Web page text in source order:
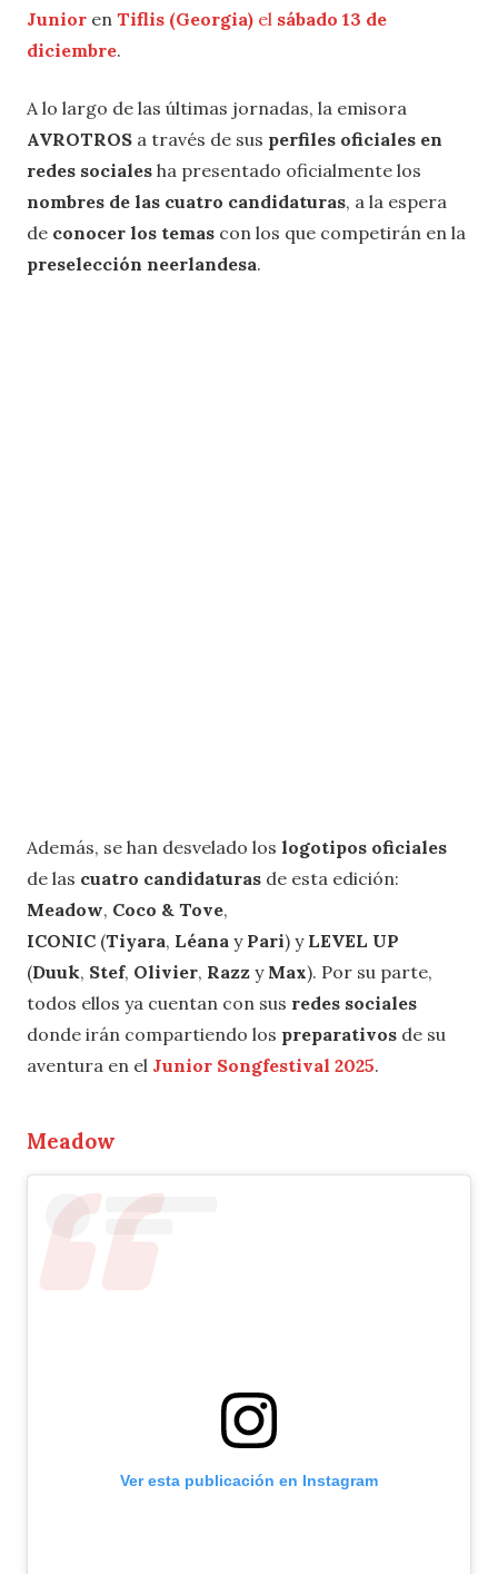
Junior en Tiflis (Georgia) el sábado 13 de
diciembre.
A lo largo de las últimas jornadas, la emisora
AVROTROS a través de sus perfiles oficiales en
redes sociales ha presentado oficialmente los
nombres de las cuatro candidaturas, a la espera
de conocer los temas con los que competirán en la
preselección neerlandesa.
Además, se han desvelado los logotipos oficiales
de las cuatro candidaturas de esta edición:
Meadow, Coco & Tove,
ICONIC (Tiyara, Léana y Pari) y LEVEL UP
(Duuk, Stef, Olivier, Razz y Max). Por su parte,
todos ellos ya cuentan con sus redes sociales
donde irán compartiendo los preparativos de su
aventura en el Junior Songfestival 2025.
Meadow
Ver esta publicación en Instagram